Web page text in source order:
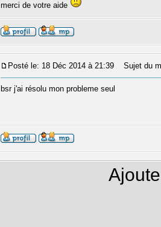
merci de votre aide
Posté le: 18 Déc 2014 à 21:39 Sujet du
bsr j'ai résolu mon probleme seul